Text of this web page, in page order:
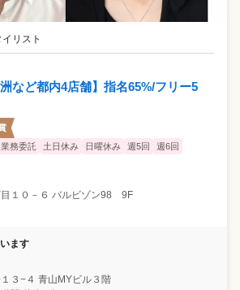
リスト
など都内4店舗】指名65%/フリー5
業務委託 土日休み 日曜休み 週5回 週6回
１０－６ バルビゾン98 9F
ます
３−４ 青山MYビル３階